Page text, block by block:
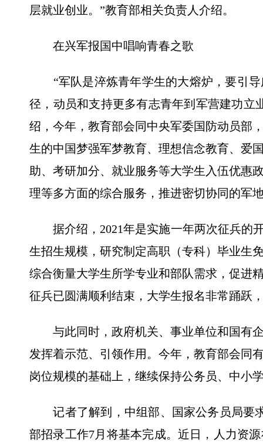
层就业创业。”教育部相关负责人介绍。
在兴军报国中唱响青春之歌
“军队是淬炼青年学生的大熔炉，要引导
径，动员和支持更多有志青年到军营建功立
绍，今年，教育部会同中央军委国防动员部
生的中国梦强军梦教育、理想信念教育、爱
助、考研加分、就业服务等大学生入伍优惠
理等多方面的综合服务，推进密切协同的军
据介绍，2021年是实施一年两次征兵的开
生招生规模，研究制定高职（专科）毕业生
综合衡量大学生所学专业和部队需求，促进
征兵已圆满顺利结束，大学生报名非常踊跃
与此同时，政府机关、事业单位和国有企
发挥着示范、引领作用。今年，教育部会同
岗位规模的基础上，继续保持公务员、中小
记者了解到，中组部、国家公务员局要
部招录工作7月将基本完成。近日，人力资